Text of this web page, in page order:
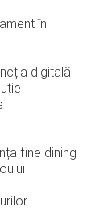
în
digitală
fine dining